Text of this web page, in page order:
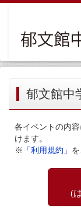
郁文館中
各イベントの内
けます。
※
「利用規約」
(